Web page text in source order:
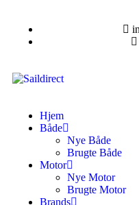
Hjem
Både
Nye Både
Brugte Både
Motor
Nye Motor
Brugte Motor
Brands